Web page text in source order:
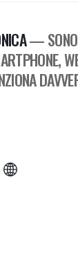
— SONO